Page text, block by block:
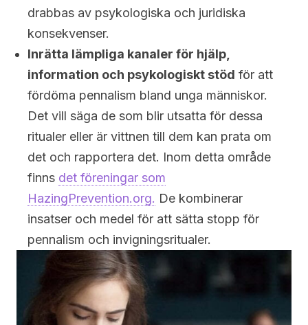
drabbas av psykologiska och juridiska
konsekvenser.
Inrätta lämpliga kanaler för hjälp,
information och psykologiskt stöd för att
fördöma pennalism bland unga människor.
Det vill säga de som blir utsatta för dessa
ritualer eller är vittnen till dem kan prata om
det och rapportera det. Inom detta område
finns det föreningar som
HazingPrevention.org. De kombinerar
insatser och medel för att sätta stopp för
pennalism och invigningsritualer.